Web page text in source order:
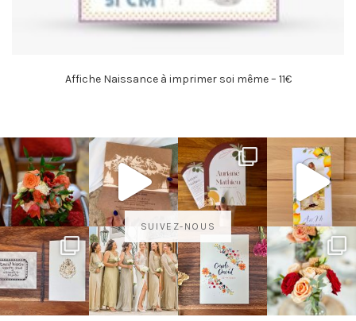
Affiche Naissance à imprimer soi même – 11€
SUIVEZ-NOUS